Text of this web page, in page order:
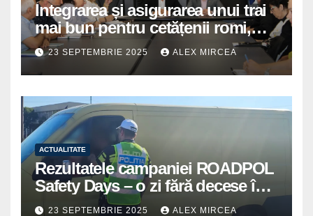
Integrarea și asigurarea unui trai
mai bun pentru cetățenii romi,
prioritate pentru instituțiile
publice giurgiuvene
23 SEPTEMBRIE 2025 ALEX MIRCEA
ACTUALITATE
Rezultatele campaniei ROADPOL
Safety Days – o zi fără decese în
trafic
23 SEPTEMBRIE 2025 ALEX MIRCEA